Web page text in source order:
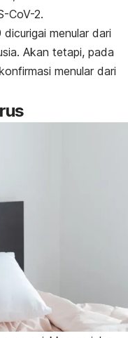
CoV-2.
menular dari
Akan tetapi, pada
menular dari